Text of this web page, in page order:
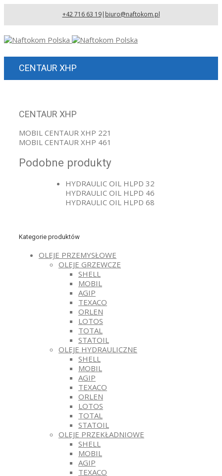
+42 716 63 19| biuro@naftokom.pl
CENTAUR XHP
CENTAUR XHP
MOBIL CENTAUR XHP 221
MOBIL CENTAUR XHP 461
Podobne produkty
HYDRAULIC OIL HLPD 32
HYDRAULIC OIL HLPD 46
HYDRAULIC OIL HLPD 68
Kategorie produktów
OLEJE PRZEMYSŁOWE
OLEJE GRZEWCZE
SHELL
MOBIL
AGIP
TEXACO
ORLEN
LOTOS
TOTAL
STATOIL
OLEJE HYDRAULICZNE
SHELL
MOBIL
AGIP
TEXACO
ORLEN
LOTOS
TOTAL
STATOIL
OLEJE PRZEKŁADNIOWE
SHELL
MOBIL
AGIP
TEXACO